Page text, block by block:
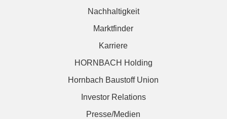
Nachhaltigkeit
Marktfinder
Karriere
HORNBACH Holding
Hornbach Baustoff Union
Investor Relations
Presse/Medien